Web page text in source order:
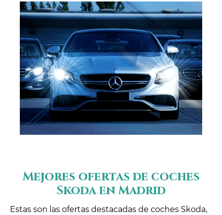
Mejores ofertas de coches
Skoda en Madrid
Estas son las ofertas destacadas de coches Skoda,